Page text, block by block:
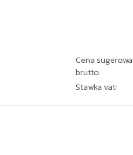
Cena
brutto:
Stawka vat: